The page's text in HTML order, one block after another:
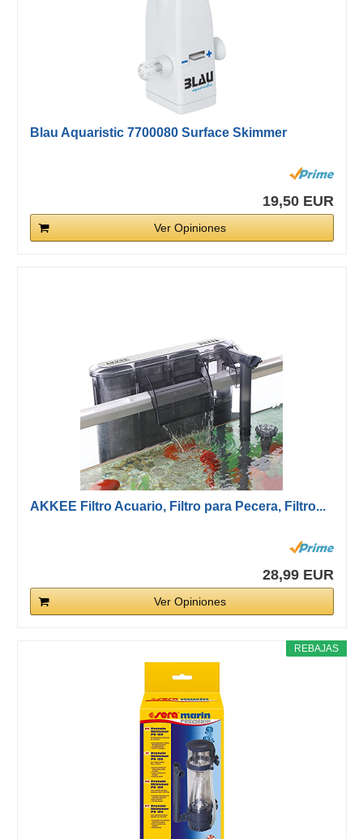
Blau Aquaristic 7700080 Surface Skimmer
19,50 EUR
Ver Opiniones
AKKEE Filtro Acuario, Filtro para Pecera, Filtro...
28,99 EUR
Ver Opiniones
REBAJAS